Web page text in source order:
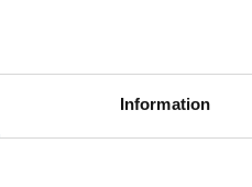
Information